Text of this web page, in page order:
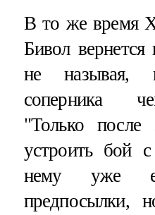
В то же время
Бивол вернется
не называя,
соперника
"Только
устроить бой
нему уже
предпосылки,